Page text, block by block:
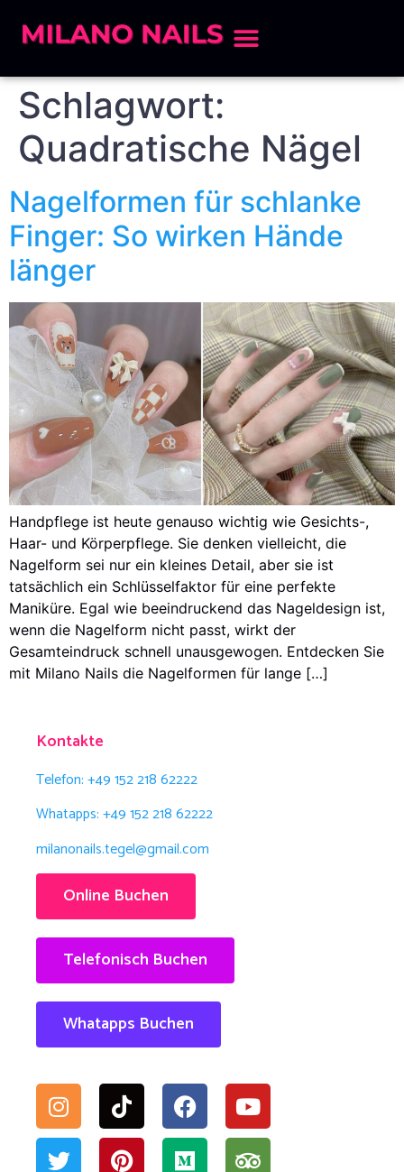
Schlagwort:
Quadratische Nägel
Nagelformen für schlanke
Finger: So wirken Hände
länger
Handpflege ist heute genauso wichtig wie Gesichts-,
Haar- und Körperpflege. Sie denken vielleicht, die
Nagelform sei nur ein kleines Detail, aber sie ist
tatsächlich ein Schlüsselfaktor für eine perfekte
Maniküre. Egal wie beeindruckend das Nageldesign ist,
wenn die Nagelform nicht passt, wirkt der
Gesamteindruck schnell unausgewogen. Entdecken Sie
mit Milano Nails die Nagelformen für lange […]
Kontakte
Telefon: +49 152 218 62222
Whatapps: +49 152 218 62222
milanonails.tegel@gmail.com
Online Buchen
Telefonisch Buchen
Whatapps Buchen